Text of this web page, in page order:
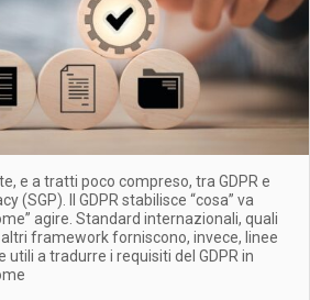
e a tratti poco compreso, tra GDPR e
(SGP). Il GDPR stabilisce “cosa” va
agire. Standard internazionali, quali
altri framework forniscono, invece, linee
a tradurre i requisiti del GDPR in